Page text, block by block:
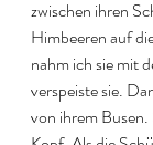
zwischen ihren
Himbeeren auf
nahm ich sie mit
verspeiste sie.
von ihrem